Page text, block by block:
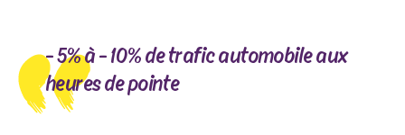
- 5% à - 10% de trafic automobile aux
heures de pointe